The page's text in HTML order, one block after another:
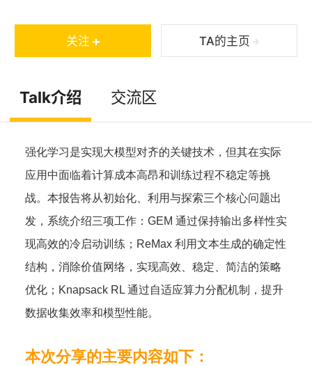
RCE系列算法在"LLM+RL"领域进行大规模应用探索，
相关研究曾获得NeurIPS FITML Workshop Best Pap
誉。此外，他曾在腾讯AI实验室和字节跳动Seed团队
从事工业界研究实习。
关注 TA的主页
Talk介绍 交流区
强化学习是实现大模型对齐的关键技术，但其在实际
应用中面临着计算成本高昂和训练过程不稳定等挑
战。本报告将从初始化、利用与探索三个核心问题出
发，系统介绍三项工作：GEM 通过保持输出多样性实
现高效的冷启动训练；ReMax 利用文本生成的确定性
结构，消除价值网络，实现高效、稳定、简洁的策略
优化；Knapsack RL 通过自适应算力分配机制，提升
数据收集效率和模型性能。
本次分享的主要内容如下：